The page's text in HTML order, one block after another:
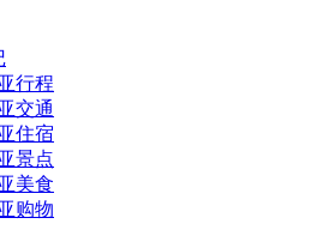
行程
交通
住宿
景点
美食
购物